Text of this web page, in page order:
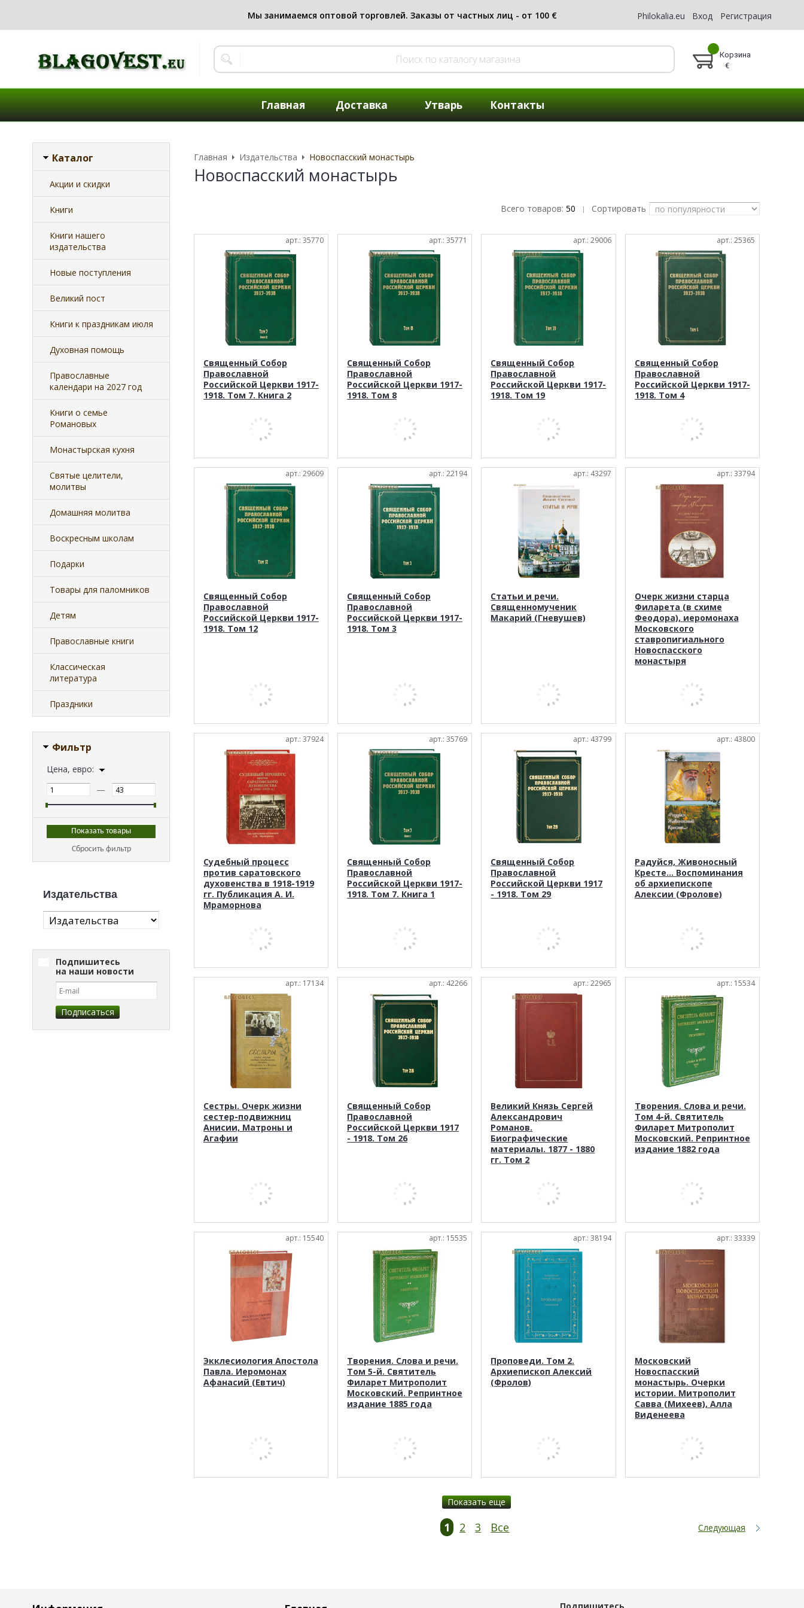
Philokalia.eu Вход Регистрация
Корзина
€
Главная Доставка Утварь Контакты
Каталог
Акции и скидки
Книги
Книги нашего
издательства
Новые поступления
Великий пост
Книги к праздникам июля
Духовная помощь
Православные
календари на 2027 год
Книги о семье
Романовых
Монастырская кухня
Святые целители,
молитвы
Домашняя молитва
Воскресным школам
Подарки
Товары для паломников
Детям
Православные книги
Классическая
литература
Праздники
Фильтр
Цена, евро:
—
Сбросить фильтр
Издательства
Подпишитесь
на наши новости
Главная Издательства Новоспасский монастырь
Новоспасский монастырь
Всего товаров: 50 | Сортировать
арт.: 35770
Священный Собор
Православной
Российской Церкви 1917-
1918. Том 7. Книга 2
арт.: 35771
Священный Собор
Православной
Российской Церкви 1917-
1918. Том 8
арт.: 29006
Священный Собор
Православной
Российской Церкви 1917-
1918. Том 19
арт.: 25365
Священный Собор
Православной
Российской Церкви 1917-
1918. Том 4
арт.: 29609
Священный Собор
Православной
Российской Церкви 1917-
1918. Том 12
арт.: 22194
Священный Собор
Православной
Российской Церкви 1917-
1918. Том 3
арт.: 43297
Статьи и речи.
Священномученик
Макарий (Гневушев)
арт.: 33794
Очерк жизни старца
Филарета (в схиме
Феодора), иеромонаха
Московского
ставропигиального
Новоспасского
монастыря
арт.: 37924
Судебный процесс
против саратовского
духовенства в 1918-1919
гг. Публикация А. И.
Мраморнова
арт.: 35769
Священный Собор
Православной
Российской Церкви 1917-
1918. Том 7. Книга 1
арт.: 43799
Священный Собор
Православной
Российской Церкви 1917
- 1918. Том 29
арт.: 43800
Радуйся, Живоносный
Кресте... Воспоминания
об архиепископе
Алексии (Фролове)
арт.: 17134
Сестры. Очерк жизни
сестер-подвижниц
Анисии, Матроны и
Агафии
арт.: 42266
Священный Собор
Православной
Российской Церкви 1917
- 1918. Том 26
арт.: 22965
Великий Князь Сергей
Александрович
Романов.
Биографические
материалы. 1877 - 1880
гг. Том 2
арт.: 15534
Творения. Слова и речи.
Том 4-й. Святитель
Филарет Митрополит
Московский. Репринтное
издание 1882 года
арт.: 15540
Экклесиология Апостола
Павла. Иеромонах
Афанасий (Евтич)
арт.: 15535
Творения. Слова и речи.
Том 5-й. Святитель
Филарет Митрополит
Московский. Репринтное
издание 1885 года
арт.: 38194
Проповеди. Том 2.
Архиепископ Алексий
(Фролов)
арт.: 33339
Московский
Новоспасский
монастырь. Очерки
истории. Митрополит
Савва (Михеев), Алла
Виденеева
Показать еще
1 2 3 Все Следующая